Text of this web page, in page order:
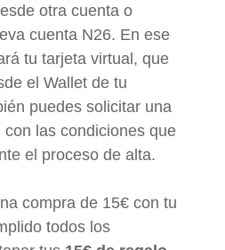
otra cuenta o
cuenta N26. En ese
tu tarjeta virtual, que
el Wallet de tu
puedes solicitar una
las condiciones que
el proceso de alta.
compra de 15€ con tu
todos los